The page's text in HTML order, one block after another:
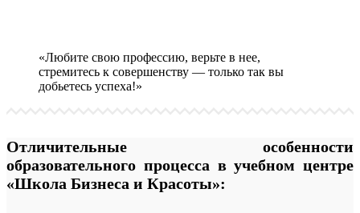
«Любите свою профессию, верьте в нее,
стремитесь к совершенству — только так вы
добьетесь успеха!»
Отличительные особенности
образовательного процесса в учебном центре
«Школа Бизнеса и Красоты»: